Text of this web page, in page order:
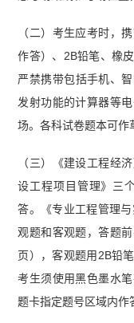
（二）考生应考时，
作答）、2B铅笔、橡
严禁携带包括手机、
发射功能的计算器等
场。各科试卷题本可作
（三）《建设工程经
设工程项目管理》三
答。《专业工程管理
观题和客观题，答题
页），客观题用2B铅
考生须使用黑色墨水
题卡指定题号区域内作